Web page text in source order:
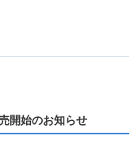
開始のお知らせ